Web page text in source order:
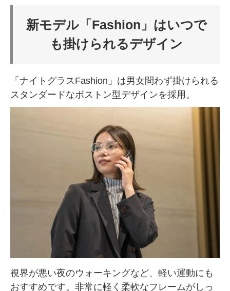
新モデル「Fashion」はいつで
も掛けられるデザイン
「ナイトグラスFashion」は男女問わず掛けられる
スタンダードなボストン型デザインを採用。
視界が悪い夜のウォーキングなど、軽い運動にも
おすすめです。非常に軽く柔軟なフレームがしっ